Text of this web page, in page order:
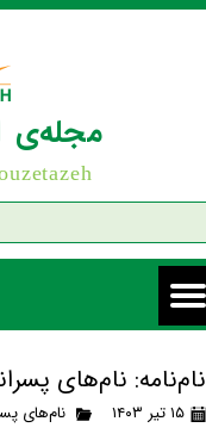
مجله‌ی
نام‌نامه: نام‌های
۱۵ تیر ۱۴۰۳ نام‌های